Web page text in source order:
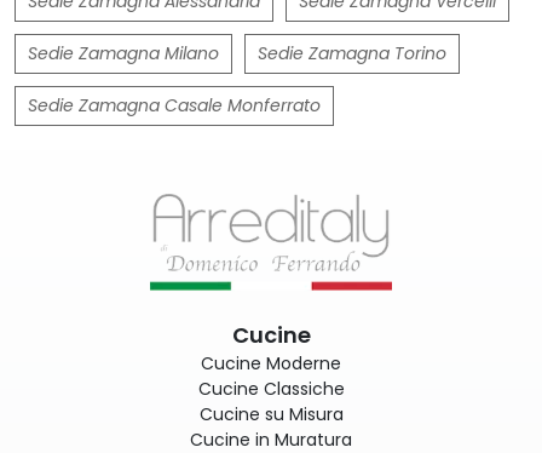
Sedie Zamagna Milano Sedie Zamagna Torino
Sedie Zamagna Casale Monferrato
Cucine
Cucine Moderne
Cucine Classiche
Cucine su Misura
Cucine in Muratura